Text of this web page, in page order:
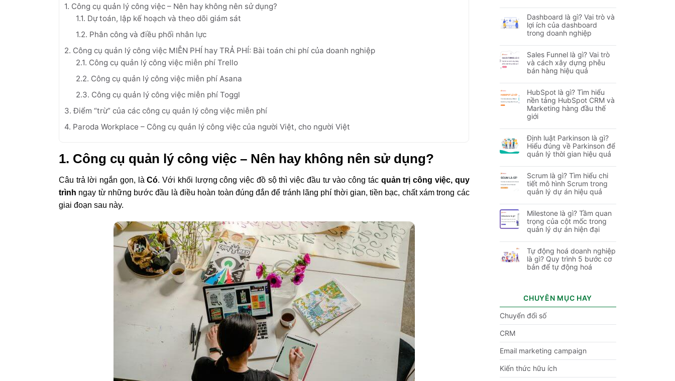
1. Công cụ quản lý công việc – Nên hay không nên sử dụng?
1.1. Dự toán, lập kế hoạch và theo dõi giám sát
1.2. Phân công và điều phối nhân lực
2. Công cụ quản lý công việc MIỄN PHÍ hay TRẢ PHÍ: Bài toán chi phí của doanh nghiệp
2.1. Công cụ quản lý công việc miễn phí Trello
2.2. Công cụ quản lý công việc miễn phí Asana
2.3. Công cụ quản lý công việc miễn phí Toggl
3. Điểm “trừ” của các công cụ quản lý công việc miễn phí
4. Paroda Workplace – Công cụ quản lý công việc của người Việt, cho người Việt
1. Công cụ quản lý công việc – Nên hay không nên sử dụng?
Câu trả lời ngắn gọn, làCó.Với khối lượng công việc đồ sộ thì việc đầu tư vào công tác quản trị công việc, quy
trình ngay từ những bước đầu là điều hoàn toàn đúng đắn để tránh lãng phí thời gian, tiền bạc, chất xám trong các
giai đoạn sau này.
Dashboard là gì? Vai trò và
lợi ích của dashboard
trong doanh nghiệp
Sales Funnel là gì? Vai trò
và cách xây dựng phễu
bán hàng hiệu quả
HubSpot là gì? Tìm hiểu
nền tảng HubSpot CRM và
Marketing hàng đầu thế
giới
Định luật Parkinson là gì?
Hiểu đúng về Parkinson để
quản lý thời gian hiệu quả
Scrum là gì? Tìm hiểu chi
tiết mô hình Scrum trong
quản lý dự án hiệu quả
Milestone là gì? Tầm quan
trọng của cột mốc trong
quản lý dự án hiện đại
Tự động hoá doanh nghiệp
là gì? Quy trình 5 bước cơ
bản để tự động hoá
CHUYÊN MỤC HAY
Chuyển đổi số
CRM
Email marketing campaign
Kiến thức hữu ích